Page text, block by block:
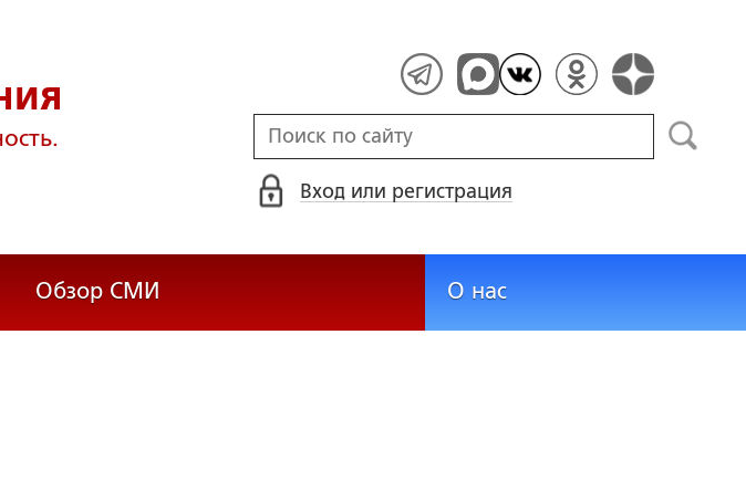
Вход или регистрация
Обзор СМИ О нас